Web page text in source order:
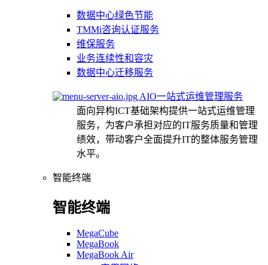
数据中心绿色节能
TMMi咨询认证服务
维保服务
业务连续性和容灾
数据中心迁移服务
AIO一站式运维管理服务
面向异构ICT基础架构提供一站式运维管理
服务，为客户承担对应的IT服务质量和管理
绩效，带动客户全面提升IT的整体服务管理
水平。
智能终端
智能终端
MegaCube
MegaBook
MegaBook Air